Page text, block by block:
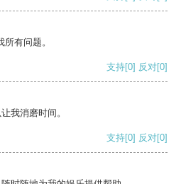
有问题。
支持[0] 反对[0]
我消磨时间。
支持[0] 反对[0]